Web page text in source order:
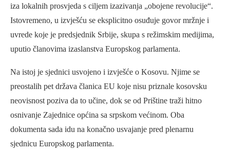
iza lokalnih prosvjeda s ciljem izazivanja „obojene revolucije“.
Istovremeno, u izvješću se eksplicitno osuđuje govor mržnje i
uvrede koje je predsjednik Srbije, skupa s režimskim medijima,
uputio članovima izaslanstva Europskog parlamenta.
Na istoj je sjednici usvojeno i izvješće o Kosovu. Njime se
preostalih pet država članica EU koje nisu priznale kosovsku
neovisnost poziva da to učine, dok se od Prištine traži hitno
osnivanje Zajednice općina sa srpskom većinom. Oba
dokumenta sada idu na konačno usvajanje pred plenarnu
sjednicu Europskog parlamenta.